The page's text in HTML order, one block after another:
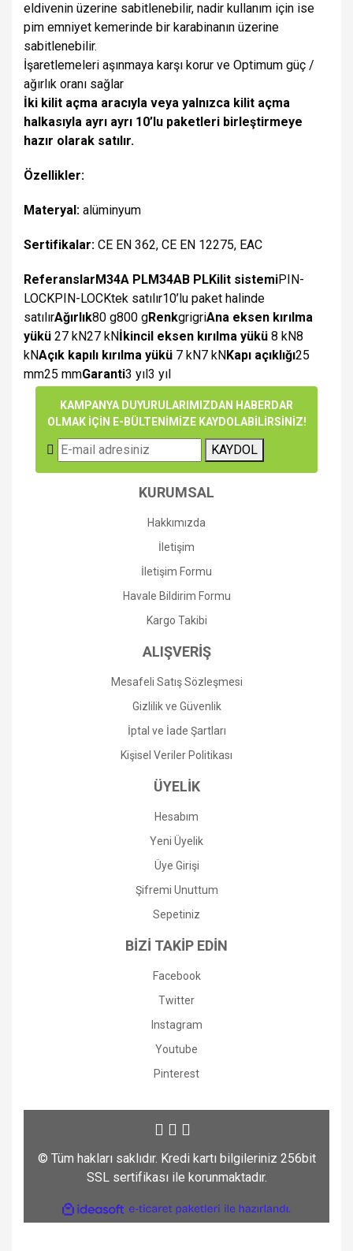
eldivenin üzerine sabitlenebilir, nadir kullanım için ise
pim emniyet kemerinde bir karabinanın üzerine
sabitlenebilir.
İşaretlemeleri aşınmaya karşı korur ve Optimum güç /
ağırlık oranı sağlar
İki kilit açma aracıyla veya yalnızca kilit açma
halkasıyla ayrı ayrı 10’lu paketleri birleştirmeye
hazır olarak satılır.
Özellikler:
Materyal: alüminyum
Sertifikalar: CE EN 362, CE EN 12275, EAC
ReferanslarM34A PLM34AB PLKilit sistemiPIN-
LOCKPIN-LOCKtek satılır10’lu paket halinde
satılırAğırlık80 g800 gRenkgrigriAna eksen kırılma
yükü 27 kN27 kNİkincil eksen kırılma yükü 8 kN8
kNAçık kapılı kırılma yükü 7 kN7 kNKapı açıklığı25
mm25 mmGaranti3 yıl3 yıl
Bu ürüne ilk yorumu siz yapın!
Yorum Yaz
Bu ürünün fiyat bilgisi, resim, ürün açıklamalarında ve diğer
konularda yetersiz gördüğünüz noktaları öneri formunu
Görüş ve önerileriniz için teşekkür ederiz.
Ürün resmi kalitesiz, bozuk veya görüntülenemiyor.
Ürün fiyatı diğer sitelerden daha pahalı.
Bu ürüne benzer farklı alternatifler olmalı.
Gönder
KAMPANYA DUYURULARIMIZDAN HABERDAR
OLMAK İÇİN E-BÜLTENİMİZE KAYDOLABİLİRSİNİZ!
KAYDOL
KURUMSAL
Hakkımızda
İletişim
İletişim Formu
Havale Bildirim Formu
Kargo Takibi
ALIŞVERİŞ
Mesafeli Satış Sözleşmesi
Gizlilik ve Güvenlik
İptal ve İade Şartları
Kişisel Veriler Politikası
ÜYELİK
Hesabım
Yeni Üyelik
Üye Girişi
Şifremi Unuttum
Sepetiniz
BİZİ TAKİP EDİN
Facebook
Twitter
Instagram
Youtube
Pinterest
© Tüm hakları saklıdır. Kredi kartı bilgileriniz 256bit
SSL sertifikası ile korunmaktadır.
ideasoft
e-
hazırlandı.